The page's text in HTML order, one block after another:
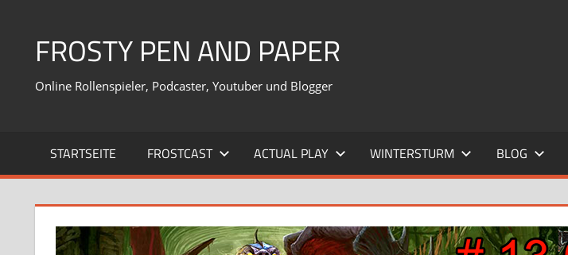
springenFROSTY PEN AND PAPER
Online Rollenspieler, Podcaster, Youtuber und Blogger
STARTSEITE FROSTCAST ACTUAL PLAY WINTERSTURM BLOG